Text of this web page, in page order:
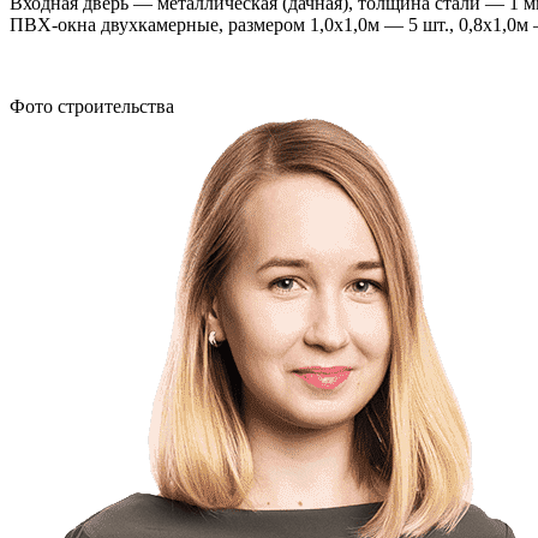
ПВХ-окна двухкамерные, размером 1,0х1,0м — 5 шт.,
Фото строительства